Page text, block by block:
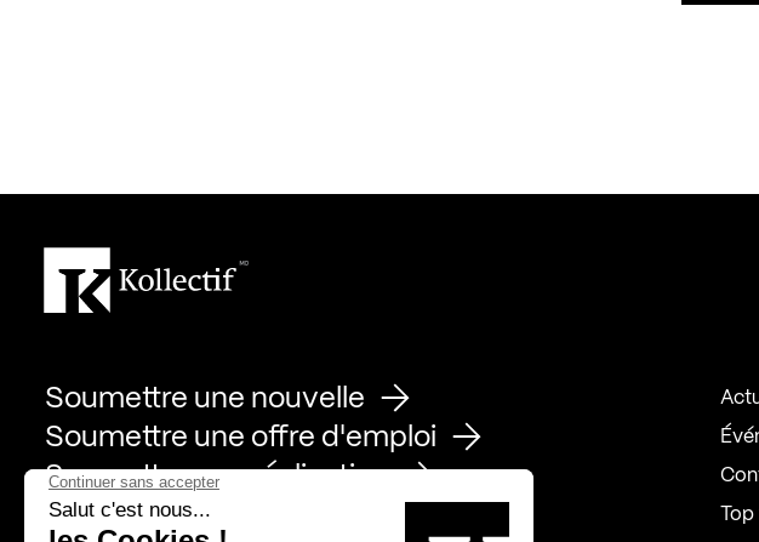
Soumettre une nouvelle
Soumettre une offre d'emploi
Soumettre une réalisation